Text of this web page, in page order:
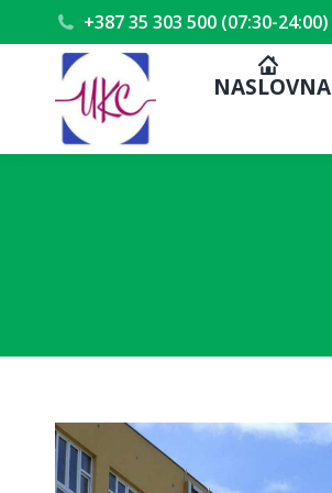
+387 35 303 500 (07:30-24:00)
NASLOVNA